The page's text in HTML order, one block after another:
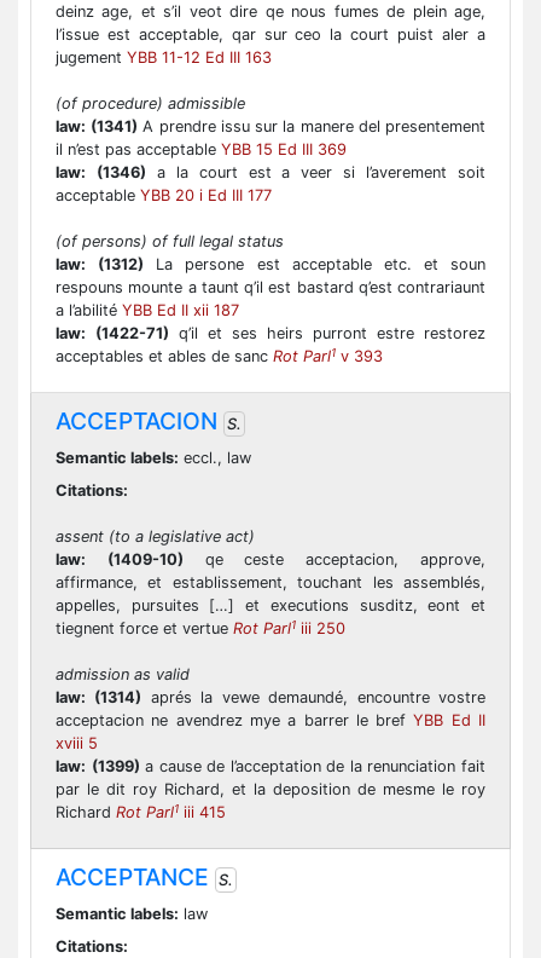
deinz age, et s’il veot dire qe nous fumes de plein age,
l’issue est acceptable, qar sur ceo la court puist aler a
jugement YBB 11-12 Ed III 163
(of procedure) admissible
law: (1341) A prendre issu sur la manere del presentement
il n’est pas acceptable YBB 15 Ed III 369
law:
(1346) a la court est a veer si l’averement soit
acceptable YBB 20 i Ed III 177
(of persons) of full legal status
law:
(1312) La persone est acceptable etc. et soun
respouns mounte a taunt q’il est bastard q’est contrariaunt
a l’abilité YBB Ed II xii 187
law:
(1422-71) q’il et ses heirs purront estre restorez
acceptables et ables de sanc Rot Parl1 v 393
ACCEPTACION S.
Semantic labels: eccl., law
Citations:
assent (to a legislative act)
law:
(1409-10) qe ceste acceptacion, approve,
affirmance, et establissement, touchant les assemblés,
appelles, pursuites […] et executions susditz, eont et
tiegnent force et vertue Rot Parl1 iii 250
admission as valid
law: (1314) aprés la vewe demaundé, encountre vostre
acceptacion ne avendrez mye a barrer le brefYBB Ed II
xviii 5
law: (1399) a cause de l’acceptation de la renunciation fait
par le dit roy Richard, et la deposition de mesme le roy
Richard Rot Parl1 iii 415
ACCEPTANCE S.
Semantic labels: law
Citations: